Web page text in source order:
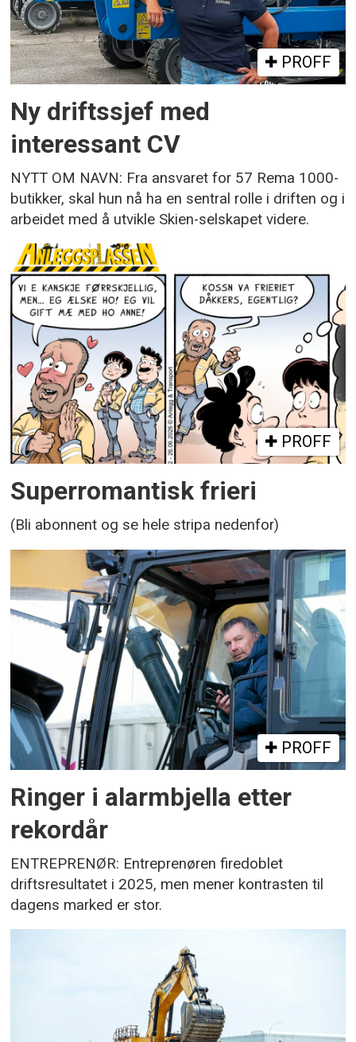
PROFF
Ny driftssjef med
interessant CV
NYTT OM NAVN: Fra ansvaret for 57 Rema 1000-
butikker, skal hun nå ha en sentral rolle i driften og i
arbeidet med å utvikle Skien-selskapet videre.
PROFF
Superromantisk frieri
(Bli abonnent og se hele stripa nedenfor)
PROFF
Ringer i alarmbjella etter
rekordår
ENTREPRENØR: Entreprenøren firedoblet
driftsresultatet i 2025, men mener kontrasten til
dagens marked er stor.